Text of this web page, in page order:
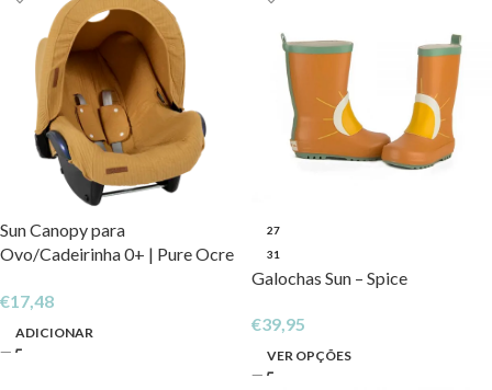
Sun Canopy para
Ovo/Cadeirinha 0+ | Pure Ocre
€17,48
ADICIONAR
27
31
Galochas Sun – Spice
€39,95
VER OPÇÕES